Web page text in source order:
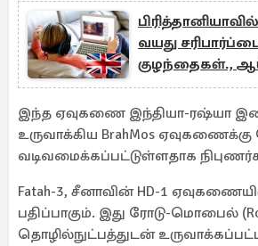
வயது
குழந்தைகள்.,
இந்த ஏவுகணை இந்தியா-ரஷ்யா
உருவாக்கிய BrahMos ஏவுகணைக்கு
வடிவமைக்கப்பட்டுள்ளதாக
Fatah-3, சீனாவின் HD-1
பதிப்பாகும். இது ரோடு-மொபைல்
தொழில்நுட்பத்துடன்